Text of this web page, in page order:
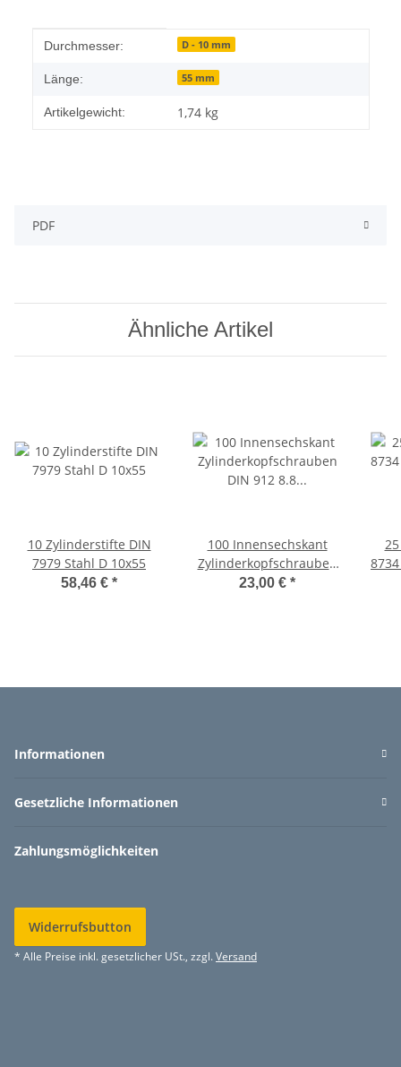
Produkteigenschaft
Wert
Durchmesser: D - 10 mm
Länge: 55 mm
Artikelgewicht: 1,74 kg
PDF
Ähnliche Artikel
10 Zylinderstifte DIN
7979 Stahl D 10x55
58,46 € *
100 Innensechskant
Zylinderkopfschrauben
DIN 912 8.8 M10x55 gelb
23,00 € *
Informationen
Gesetzliche Informationen
Zahlungsmöglichkeiten
Widerrufsbutton
* Alle Preise inkl. gesetzlicher USt., zzgl.Versand